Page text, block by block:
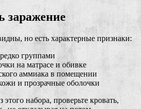
заражение
но есть характерные признаки:
группами
на матрасе и обивке
аммиака в помещении
и прозрачные оболочки
набора, проверьте кровать,